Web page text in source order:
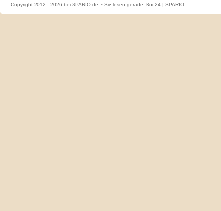
Copyright 2012 - 2026 bei SPARIO.de ~ Sie lesen gerade: Boc24 | SPARIO